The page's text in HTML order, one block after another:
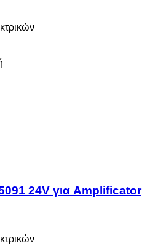
24V για Amplificator